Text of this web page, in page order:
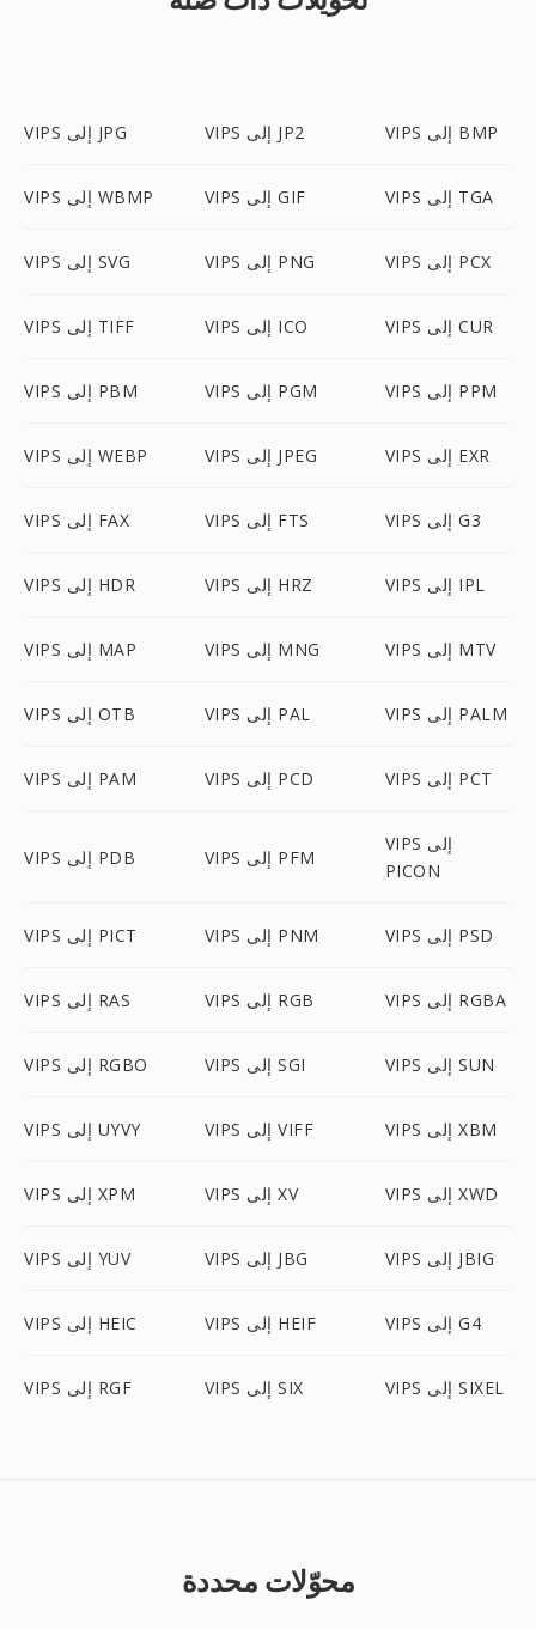
VIPS إلى JPG VIPS إلى JP2 VIPS إلى BMP
VIPS إلى WBMP VIPS إلى GIF VIPS إلى TGA
VIPS إلى SVG VIPS إلى PNG VIPS إلى PCX
VIPS إلى TIFF VIPS إلى ICO VIPS إلى CUR
VIPS إلى PBM VIPS إلى PGM VIPS إلى PPM
VIPS إلى WEBP VIPS إلى JPEG VIPS إلى EXR
VIPS إلى FAX VIPS إلى FTS VIPS إلى G3
VIPS إلى HDR VIPS إلى HRZ VIPS إلى IPL
VIPS إلى MAP VIPS إلى MNG VIPS إلى MTV
VIPS إلى OTB VIPS إلى PAL VIPS إلى PALM
VIPS إلى PAM VIPS إلى PCD VIPS إلى PCT
VIPS إلى PDB VIPS إلى PFM
VIPS إلى
PICON
VIPS إلى PICT VIPS إلى PNM VIPS إلى PSD
VIPS إلى RAS VIPS إلى RGB VIPS إلى RGBA
VIPS إلى RGBO VIPS إلى SGI VIPS إلى SUN
VIPS إلى UYVY VIPS إلى VIFF VIPS إلى XBM
VIPS إلى XPM VIPS إلى XV VIPS إلى XWD
VIPS إلى YUV VIPS إلى JBG VIPS إلى JBIG
VIPS إلى HEIC VIPS إلى HEIF VIPS إلى G4
VIPS إلى RGF VIPS إلى SIX VIPS إلى SIXEL
محوّلات محددة